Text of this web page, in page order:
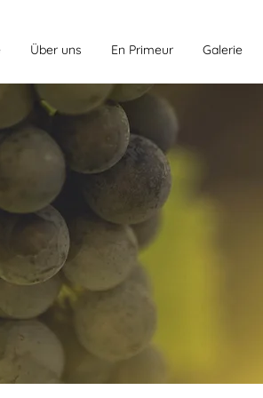
Über uns En Primeur Galerie